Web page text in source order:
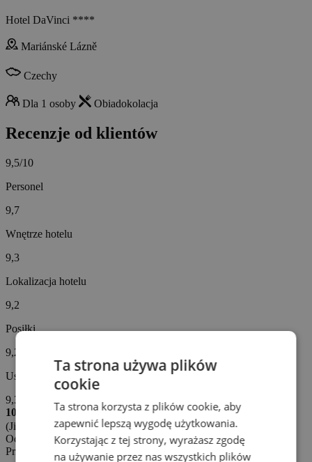
Hotel DaVinci ****
Mariánské Lázně
Czechy
Dla 1 osoby Obiadokolacja
Recenzje od klientów
9,5/10
Personel
9,7
Wnętrze hotelu
9,3
Lokalizacja hotelu
9,2
Posiłki
9,2
Usługi hotelowe
9,3
10/10
(Jitka J. -
Czechy)
Ocena napisana: 28. 6. 2026
Przetłumaczone automatycznie (
Zobacz oryginał
Ta strona używa plików
cookie
Ta strona korzysta z plików cookie, aby
zapewnić lepszą wygodę użytkowania.
Korzystając z tej strony, wyrażasz zgodę
na używanie przez nas wszystkich plików